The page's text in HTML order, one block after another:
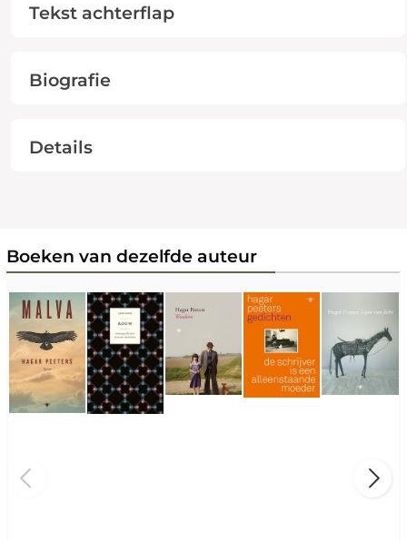
Tekst achterflap
Biografie
Details
Boeken van dezelfde auteur